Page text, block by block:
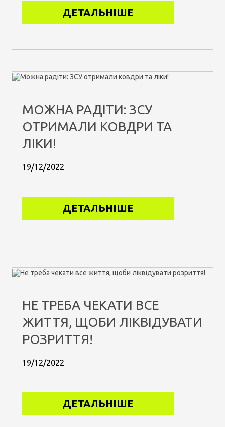
ДЕТАЛЬНІШЕ
МОЖНА РАДІТИ: ЗСУ
ОТРИМАЛИ КОВДРИ ТА
ЛІКИ!
19/12/2022
ДЕТАЛЬНІШЕ
НЕ ТРЕБА ЧЕКАТИ ВСЕ
ЖИТТЯ, ЩОБИ ЛІКВІДУВАТИ
РОЗРИТТЯ!
19/12/2022
ДЕТАЛЬНІШЕ